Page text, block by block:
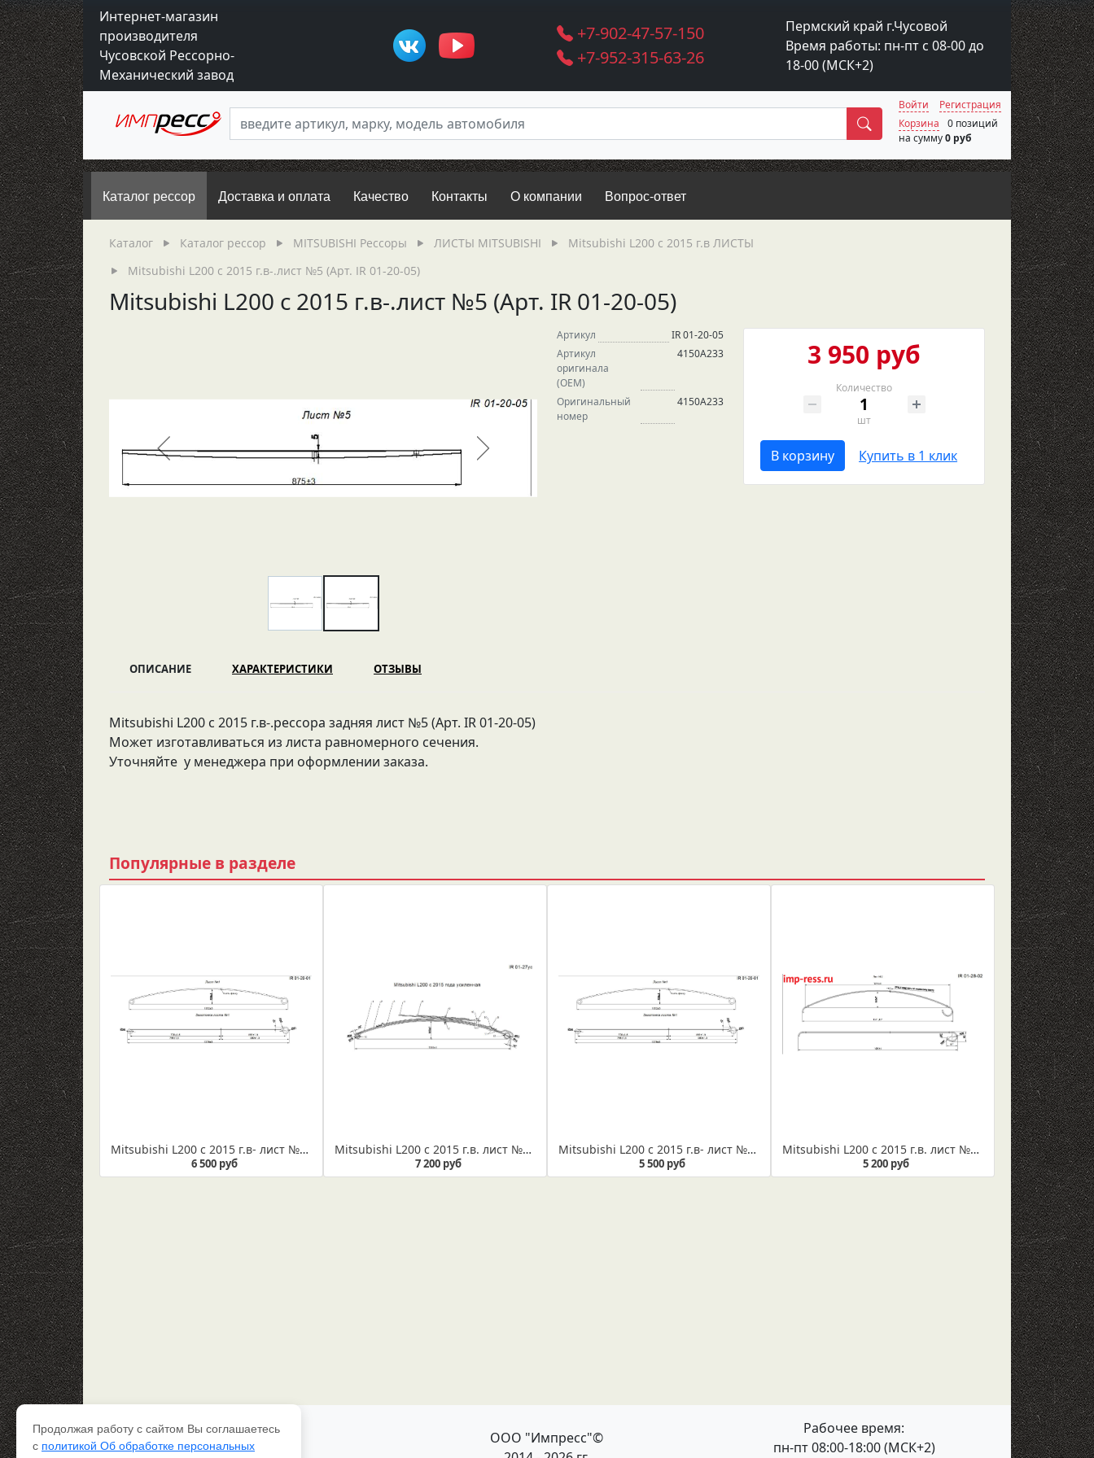
Интернет-магазин
производителя
Чусовской Рессорно-
Механический завод
+7-902-47-57-150
+7-952-315-63-26
Пермский край г.Чусовой
Время работы: пн-пт с 08-00 до
18-00 (МСК+2)
Поиск
Войти
Регистрация
Корзина
0 позиций
на сумму0 руб
Каталог рессор Доставка и оплата Качество Контакты О компании Вопрос-ответ
Каталог Каталог рессор MITSUBISHI Рессоры ЛИСТЫ MITSUBISHI
Mitsubishi L200 с 2015 г.в ЛИСТЫ
Mitsubishi L200 с 2015 г.в-.лист №5 (Арт. IR 01-20-05)
Mitsubishi L200 с 2015 г.в-.лист №5 (Арт. IR 01-20-05)
Артикул
IR 01-20-05
Артикул
оригинала
(OEM)
4150A233
Оригинальный
номер
4150A233
3 950 руб
Количество
шт
В корзину Купить в 1 клик
ОПИСАНИЕ ХАРАКТЕРИСТИКИ ОТЗЫВЫ
Mitsubishi L200 с 2015 г.в-.рессора задняя лист №5 (Арт. IR 01-20-05)
Может изготавливаться из листа равномерного сечения.
Уточняйте у менеджера при оформлении заказа.
Популярные в разделе
Mitsubishi L200 с 2015 г.в- лист №1 в сборе со втулками и сайлентблоком (Арт. IR 01-20-01в)
6 500 руб
Mitsubishi L200 с 2015 г.в. лист №1 усиленный (Арт. IR 01-27-01ус)
7 200 руб
Mitsubishi L200 с 2015 г.в- лист №1 (Арт. IR 01-20-01)
5 500 руб
Mitsubishi L200 с 2015 г.в. лист №2 усиленный (Арт. IR 01-28-02)
5 200 руб
Каталог рессор
ООО "Импресс"©
Рабочее время:
пн-пт 08:00-18:00 (МСК+2)
Продолжая работу с сайтом Вы соглашаетесь
с политикой Об обработке персональных